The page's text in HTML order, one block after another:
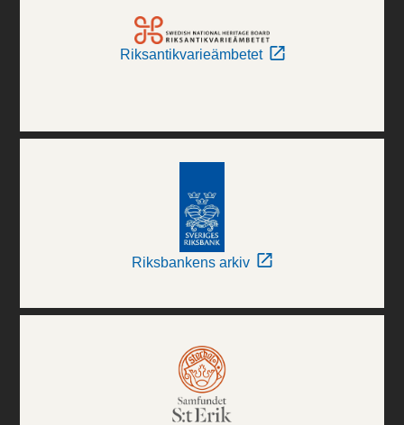
Riksantikvarieämbetet
Riksbankens arkiv